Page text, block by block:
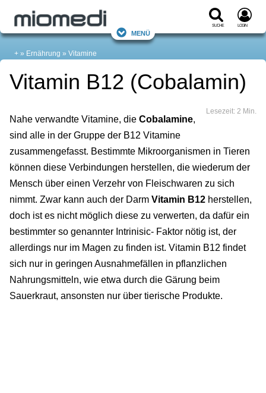
Suche Login
Menü
+ Ernährung Vitamine
Vitamin B12 (Cobalamin)
Lesezeit: 2 Min.
Nahe verwandte Vitamine, die Cobalamine,
sind alle in der Gruppe der B12 Vitamine
zusammengefasst. Bestimmte Mikroorganismen in Tieren
können diese Verbindungen herstellen, die wiederum der
Mensch über einen Verzehr von Fleischwaren zu sich
nimmt. Zwar kann auch der Darm Vitamin B12 herstellen,
doch ist es nicht möglich diese zu verwerten, da dafür ein
bestimmter so genannter Intrinisic- Faktor nötig ist, der
allerdings nur im Magen zu finden ist. Vitamin B12 findet
sich nur in geringen Ausnahmefällen in pflanzlichen
Nahrungsmitteln, wie etwa durch die Gärung beim
Sauerkraut, ansonsten nur über tierische Produkte.